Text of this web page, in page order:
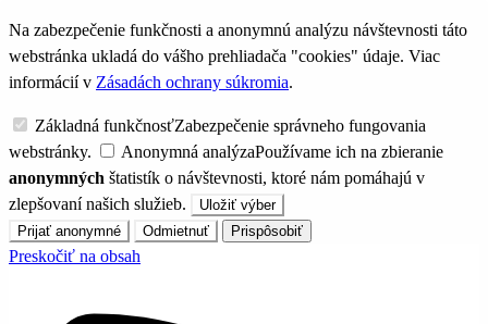
Na zabezpečenie funkčnosti a anonymnú analýzu návštevnosti táto
webstránka ukladá do vášho prehliadača "cookies" údaje. Viac
informácií v Zásadách ochrany súkromia.
Základná funkčnosťZabezpečenie správneho fungovania
webstránky.
Anonymná analýzaPoužívame ich na zbieranie
anonymných štatistík o návštevnosti, ktoré nám pomáhajú v
zlepšovaní našich služieb.
Uložiť výber
Prijať anonymné
Odmietnuť Prispôsobiť
Preskočiť na obsah